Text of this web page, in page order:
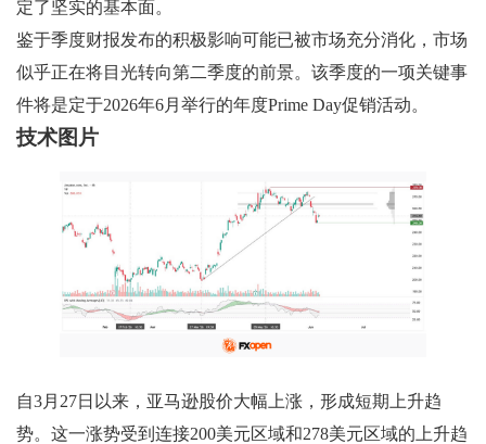
定了坚实的基本面。
鉴于季度财报发布的积极影响可能已被市场充分消化，市场
似乎正在将目光转向第二季度的前景。该季度的一项关键事
件将是定于2026年6月举行的年度Prime Day促销活动。
技术图片
自3月27日以来，亚马逊股价大幅上涨，形成短期上升趋
势。这一涨势受到连接200美元区域和278美元区域的上升趋